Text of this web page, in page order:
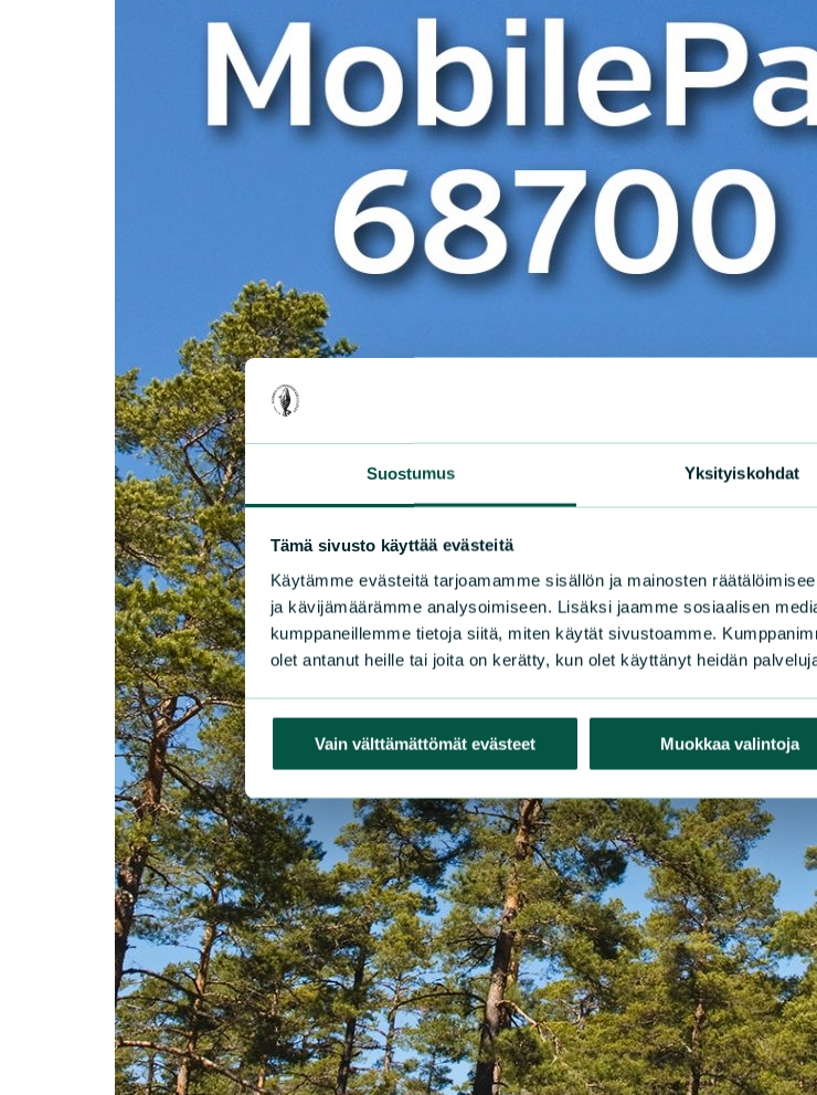
Suostumus Yksityiskohdat
Tämä sivusto käyttää evästeitä
Käytämme evästeitä tarjoamamme sisällön ja mainosten
ja kävijämäärämme analysoimiseen. Lisäksi jaamme sosiaalisen
kumppaneillemme tietoja siitä, miten käytät sivustoamme.
olet antanut heille tai joita on kerätty, kun olet käyttänyt heidän
Vain välttämättömät evästeet Muokkaa valintoja